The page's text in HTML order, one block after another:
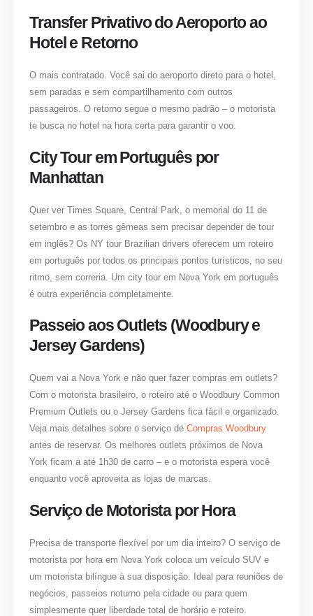
Transfer Privativo do Aeroporto ao
Hotel e Retorno
O mais contratado. Você sai do aeroporto direto para o hotel,
sem paradas e sem compartilhamento com outros
passageiros. O retorno segue o mesmo padrão – o motorista
te busca no hotel na hora certa para garantir o voo.
City Tour em Português por
Manhattan
Quer ver Times Square, Central Park, o memorial do 11 de
setembro e as torres gêmeas sem precisar depender de tour
em inglês? Os NY tour Brazilian drivers oferecem um roteiro
em português por todos os principais pontos turísticos, no seu
ritmo, sem correria. Um city tour em Nova York em português
é outra experiência completamente.
Passeio aos Outlets (Woodbury e
Jersey Gardens)
Quem vai a Nova York e não quer fazer compras em outlets?
Com o motorista brasileiro, o roteiro até o Woodbury Common
Premium Outlets ou o Jersey Gardens fica fácil e organizado.
Veja mais detalhes sobre o serviço deCompras Woodbury
antes de reservar. Os melhores outlets próximos de Nova
York ficam a até 1h30 de carro – e o motorista espera você
enquanto você aproveita as lojas de marcas.
Serviço de Motorista por Hora
Precisa de transporte flexível por um dia inteiro? O serviço de
motorista por hora em Nova York coloca um veículo SUV e
um motorista bilíngue à sua disposição. Ideal para reuniões de
negócios, passeios noturno pela cidade ou para quem
simplesmente quer liberdade total de horário e roteiro.